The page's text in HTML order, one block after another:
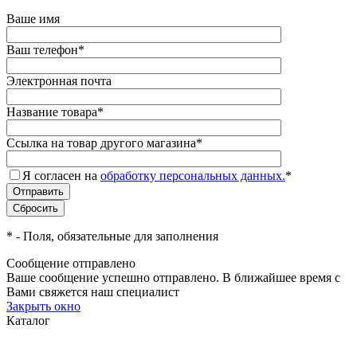
Ваше имя
Ваш телефон*
Электронная почта
Название товара*
Ссылка на товар другого магазина*
Я согласен на обработку персональных данных.*
* - Поля, обязательные для заполнения
Сообщение отправлено
Ваше сообщение успешно отправлено. В ближайшее время с
Вами свяжется наш специалист
Закрыть окно
Каталог